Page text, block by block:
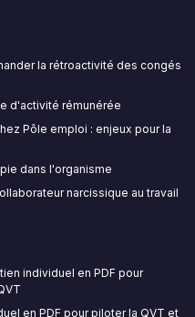
la rétroactivité des congés
d'activité rémunérée
Pôle emploi : enjeux pour la
dans l'organisme
narcissique au travail
individuel en PDF pour
en PDF pour piloter la QVT et